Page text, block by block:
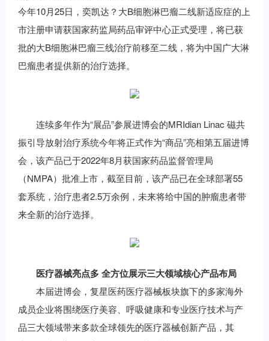
今年10月25日，奕凯达？大B细胞淋巴瘤二线新适应症的上
市注册申请获国家药监局药品审评中心正式受理，将已获
批的大B细胞淋巴瘤三线治疗前移至二线，将为中国广大淋
巴瘤患者提供新的治疗选择。
连续多年作为“展品”参展进博会的MRIdian Linac 磁共
振引导放射治疗系统今年将正式作为“商品”亮相第五届进博
会，该产品已于2022年8月获国家药品监督管理局
（NMPA）批准上市，截至目前，该产品已在全球部署55
套系统，治疗患者2.5万余例，未来将给中国的肿瘤患者带
来全新的治疗选择。
医疗器械亮点多 全方位展示三大领域核心产品布局
本届进博会，复星医药医疗器械板块旗下的多家海外
成员企业将围绕医疗美容、呼吸健康和专业医疗技术与产
品三大领域带来多款全球领先的医疗器械创新产品，其